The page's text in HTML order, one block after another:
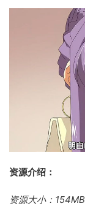
资源介绍：
资源大小：154MB